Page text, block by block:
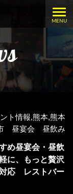
MENU
ト情報,熊本,熊本
昼宴会 昼飲み
め昼宴会・昼飲
に、もっと贅沢
応 レストバー